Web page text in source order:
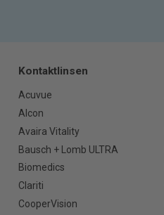
Kontaktlinsen
Acuvue
Alcon
Avaira Vitality
Bausch + Lomb ULTRA
Biomedics
Clariti
CooperVision